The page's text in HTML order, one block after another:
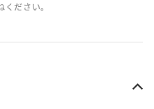
ださい。